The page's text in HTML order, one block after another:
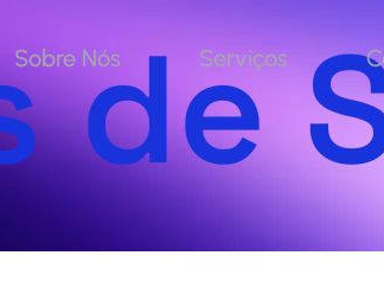
Sobre Nós Serviços
de